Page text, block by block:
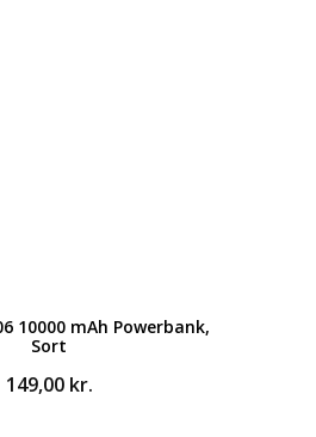
10000 mAh Powerbank,
Sort
149,00 kr.